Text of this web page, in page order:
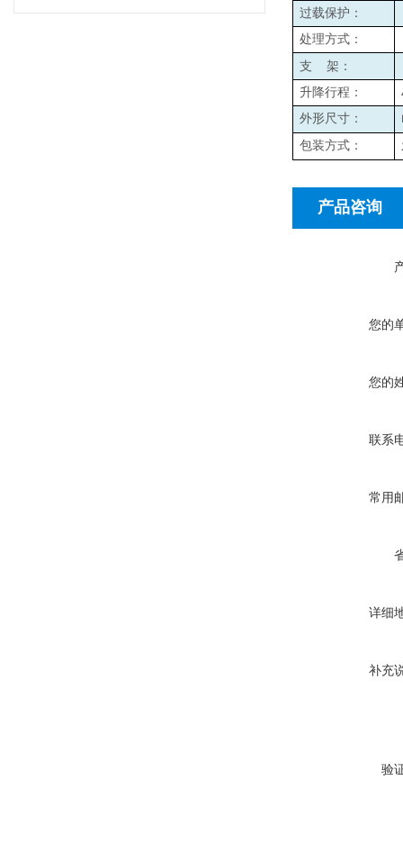
过载保护：
处理方式：
支
架：
升降行程：
外形尺寸：
包装方式：
产品咨询
您的
您的
联系
常用
详细
补充
验